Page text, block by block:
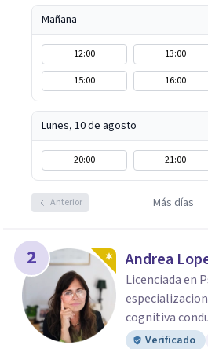
Mañana
12:00 13:00
15:00
16:00
Lunes, 10 de agosto
20:00 21:00
Anterior Más días
2 Andrea
Licenciada en
cognitiva
Verificado